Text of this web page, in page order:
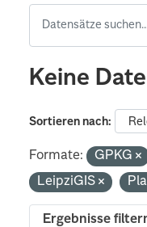
Keine
Sortieren nach
Formate: GPKG
LeipziGIS
Ergebnisse